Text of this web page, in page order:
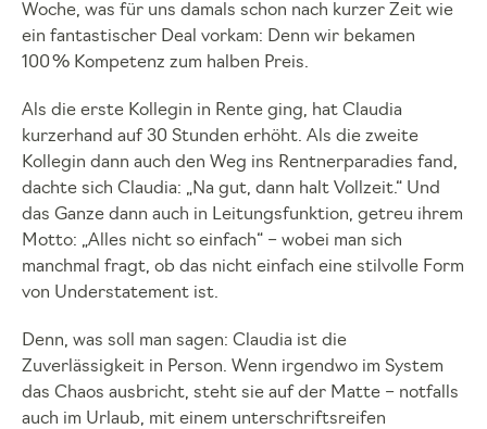
Woche, was für uns damals schon nach kurzer Zeit wie
ein fantastischer Deal vorkam: Denn wir bekamen
100 % Kompetenz zum halben Preis.
Als die erste Kollegin in Rente ging, hat Claudia
kurzerhand auf 30 Stunden erhöht. Als die zweite
Kollegin dann auch den Weg ins Rentnerparadies fand,
dachte sich Claudia: „Na gut, dann halt Vollzeit.“ Und
das Ganze dann auch in Leitungsfunktion, getreu ihrem
Motto: „Alles nicht so einfach“ – wobei man sich
manchmal fragt, ob das nicht einfach eine stilvolle Form
von Understatement ist.
Denn, was soll man sagen: Claudia ist die
Zuverlässigkeit in Person. Wenn irgendwo im System
das Chaos ausbricht, steht sie auf der Matte – notfalls
auch im Urlaub, mit einem unterschriftsreifen